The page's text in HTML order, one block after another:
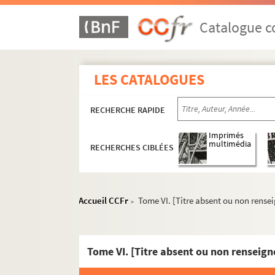
Catalogue
LES CATALOGUES
RECHERCHE RAPIDE
RECHERCHES CIBLÉES
Imprimés
multimédia
Accueil CCFr > Tome VI. [Titre absent ou non
Tome VI. [Titre absent ou non